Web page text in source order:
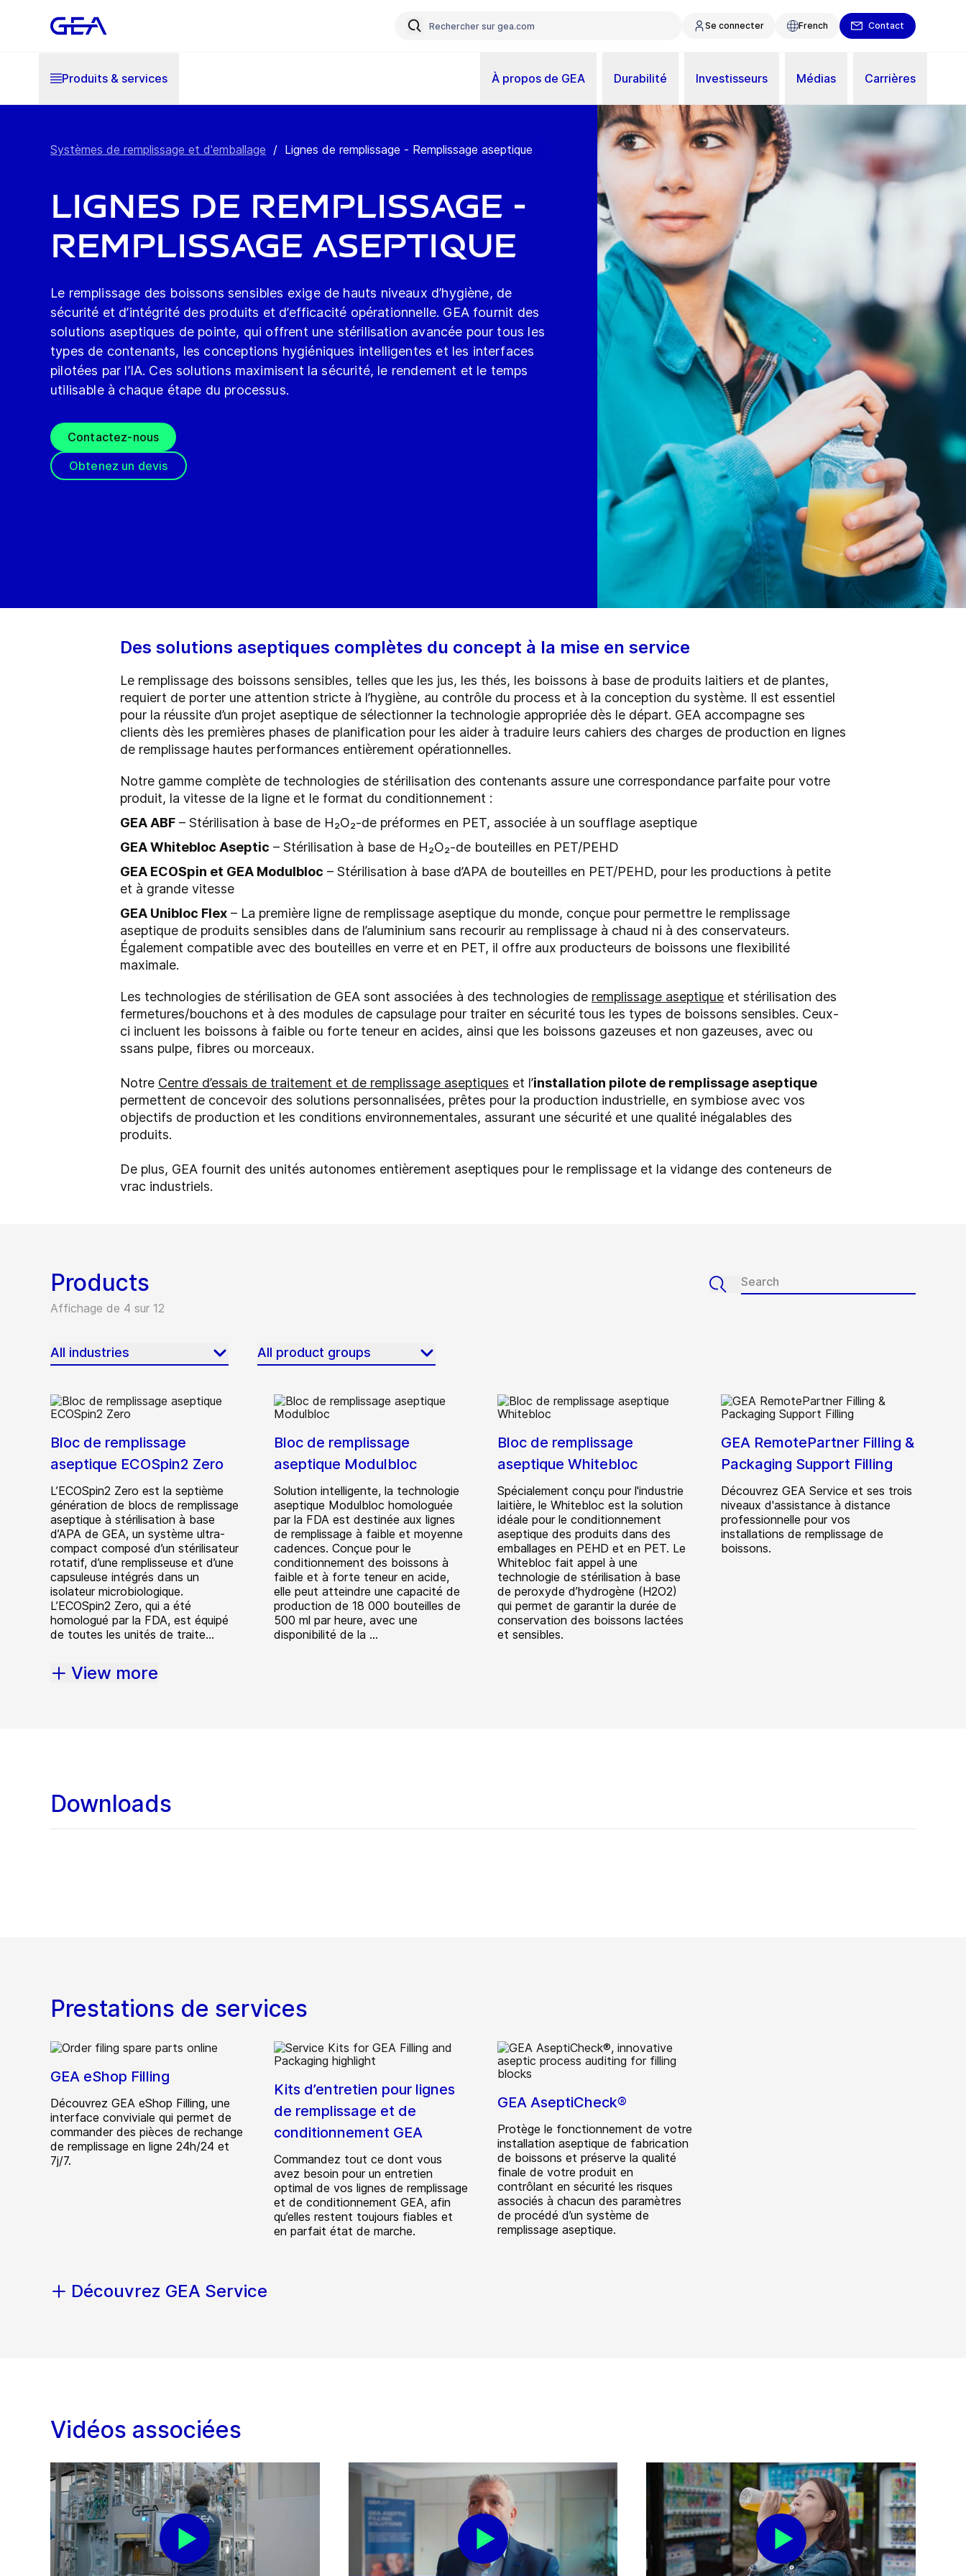
Se connecter French Contact
Produits & services À propos de GEA Durabilité Investisseurs Médias Carrières
Systèmes de remplissage et d'emballage / Lignes de remplissage - Remplissage aseptique
Lignes de remplissage -
Remplissage aseptique
Le remplissage des boissons sensibles exige de hauts niveaux d’hygiène, de
sécurité et d’intégrité des produits et d’efficacité opérationnelle. GEA fournit des
solutions aseptiques de pointe, qui offrent une stérilisation avancée pour tous les
types de contenants, les conceptions hygiéniques intelligentes et les interfaces
pilotées par l’IA. Ces solutions maximisent la sécurité, le rendement et le temps
utilisable à chaque étape du processus.
Contactez-nous
Obtenez un devis
Des solutions aseptiques complètes du concept à la mise en service
Le remplissage des boissons sensibles, telles que les jus, les thés, les boissons à base de produits laitiers et de plantes,
requiert de porter une attention stricte à l’hygiène, au contrôle du process et à la conception du système. Il est essentiel
pour la réussite d’un projet aseptique de sélectionner la technologie appropriée dès le départ. GEA accompagne ses
clients dès les premières phases de planification pour les aider à traduire leurs cahiers des charges de production en lignes
de remplissage hautes performances entièrement opérationnelles.
Notre gamme complète de technologies de stérilisation des contenants assure une correspondance parfaite pour votre
produit, la vitesse de la ligne et le format du conditionnement :
GEA ABF – Stérilisation à base de H₂O₂-de préformes en PET, associée à un soufflage aseptique
GEA Whitebloc Aseptic – Stérilisation à base de H₂O₂-de bouteilles en PET/PEHD
GEA ECOSpin et GEA Modulbloc – Stérilisation à base d’APA de bouteilles en PET/PEHD, pour les productions à petite
et à grande vitesse
GEA Unibloc Flex – La première ligne de remplissage aseptique du monde, conçue pour permettre le remplissage
aseptique de produits sensibles dans de l’aluminium sans recourir au remplissage à chaud ni à des conservateurs.
Également compatible avec des bouteilles en verre et en PET, il offre aux producteurs de boissons une flexibilité
maximale.
Les technologies de stérilisation de GEA sont associées à des technologies de remplissage aseptique et stérilisation des
fermetures/bouchons et à des modules de capsulage pour traiter en sécurité tous les types de boissons sensibles. Ceux-
ci incluent les boissons à faible ou forte teneur en acides, ainsi que les boissons gazeuses et non gazeuses, avec ou
ssans pulpe, fibres ou morceaux.
Notre Centre d’essais de traitement et de remplissage aseptiques et l’installation pilote de remplissage aseptique
permettent de concevoir des solutions personnalisées, prêtes pour la production industrielle, en symbiose avec vos
objectifs de production et les conditions environnementales, assurant une sécurité et une qualité inégalables des
produits.
De plus, GEA fournit des unités autonomes entièrement aseptiques pour le remplissage et la vidange des conteneurs de
vrac industriels.
Products
Affichage de 4 sur 12
All industries All product groups
Bloc de remplissage
aseptique ECOSpin2 Zero
L’ECOSpin2 Zero est la septième
génération de blocs de remplissage
aseptique à stérilisation à base
d’APA de GEA, un système ultra-
compact composé d’un stérilisateur
rotatif, d’une remplisseuse et d’une
capsuleuse intégrés dans un
isolateur microbiologique.
L’ECOSpin2 Zero, qui a été
homologué par la FDA, est équipé
de toutes les unités de traite...
Bloc de remplissage
aseptique Modulbloc
Solution intelligente, la technologie
aseptique Modulbloc homologuée
par la FDA est destinée aux lignes
de remplissage à faible et moyenne
cadences. Conçue pour le
conditionnement des boissons à
faible et à forte teneur en acide,
elle peut atteindre une capacité de
production de 18 000 bouteilles de
500 ml par heure, avec une
disponibilité de la ...
Bloc de remplissage
aseptique Whitebloc
Spécialement conçu pour l'industrie
laitière, le Whitebloc est la solution
idéale pour le conditionnement
aseptique des produits dans des
emballages en PEHD et en PET. Le
Whitebloc fait appel à une
technologie de stérilisation à base
de peroxyde d’hydrogène (H2O2)
qui permet de garantir la durée de
conservation des boissons lactées
et sensibles.
GEA RemotePartner Filling &
Packaging Support Filling
Découvrez GEA Service et ses trois
niveaux d'assistance à distance
professionnelle pour vos
installations de remplissage de
boissons.
View more
Downloads
Prestations de services
GEA eShop Filling
Découvrez GEA eShop Filling, une
interface conviviale qui permet de
commander des pièces de rechange
de remplissage en ligne 24h/24 et
7j/7.
Kits d’entretien pour lignes
de remplissage et de
conditionnement GEA
Commandez tout ce dont vous
avez besoin pour un entretien
optimal de vos lignes de remplissage
et de conditionnement GEA, afin
qu’elles restent toujours fiables et
en parfait état de marche.
GEA AseptiCheck®
Protège le fonctionnement de votre
installation aseptique de fabrication
de boissons et préserve la qualité
finale de votre produit en
contrôlant en sécurité les risques
associés à chacun des paramètres
de procédé d’un système de
remplissage aseptique.
Découvrez GEA Service
Vidéos associées